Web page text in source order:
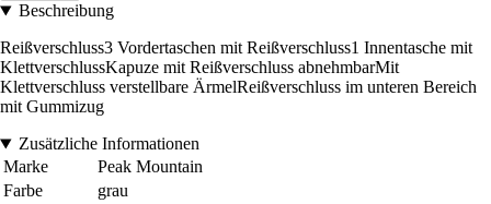
Beschreibung
Reißverschluss3 Vordertaschen mit Reißverschluss1 Innentasche mit
KlettverschlussKapuze mit Reißverschluss abnehmbarMit
Klettverschluss verstellbare ÄrmelReißverschluss im unteren Bereich
mit Gummizug
Zusätzliche Informationen
Marke
Peak Mountain
Farbe
grau